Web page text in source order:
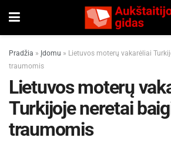
Pradžia » Įdomu » Lietuvos moterų vakarėliai
traumomis
Lietuvos moterų
Turkijoje neretai
traumomis